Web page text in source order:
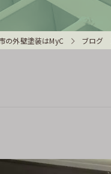
の外壁塗装はMyC ブログ